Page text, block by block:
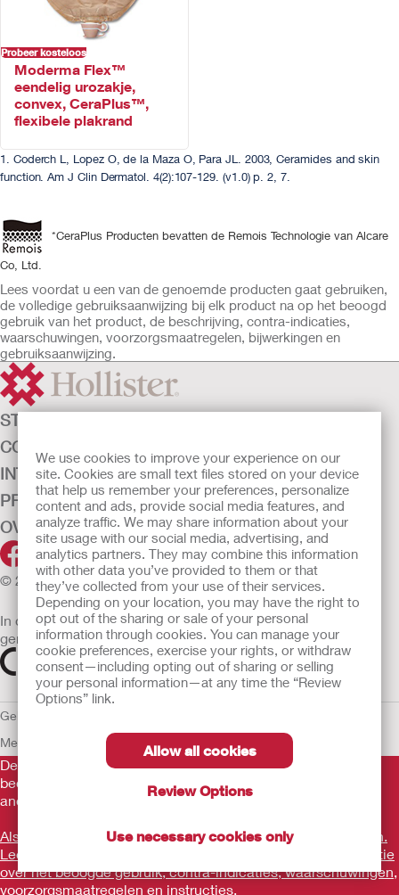
We use cookies to improve your experience on our
site. Cookies are small text files stored on your device
that help us remember your preferences, personalize
content and ads, provide social media features, and
analyze traffic. We may share information about your
site usage with our social media, advertising, and
analytics partners. They may combine this information
with other data you’ve provided to them or that
they’ve collected from your use of their services.
Depending on your location, you may have the right to
opt out of the sharing or sale of your personal
information through cookies. You can manage your
cookie preferences, exercise your rights, or withdraw
consent—including opting out of sharing or selling
your personal information—at any time the “Review
Options” link.
Allow all cookies
Review Options
Use necessary cookies only
Probeer kosteloos
Moderma Flex™
eendelig urozakje,
convex, CeraPlus™,
flexibele plakrand
1. Coderch L, Lopez O, de la Maza O, Para JL. 2003, Ceramides and skin
function. Am J Clin Dermatol. 4(2):107-129. (v1.0) p. 2, 7.
*CeraPlus Producten bevatten de Remois Technologie van Alcare
Co, Ltd.
Lees voordat u een van de genoemde producten gaat gebruiken,
de volledige gebruiksaanwijzing bij elk product na op het beoogd
gebruik van het product, de beschrijving, contra-indicaties,
waarschuwingen, voorzorgsmaatregelen, bijwerkingen en
gebruiksaanwijzing.
STOMAZORG
CONTINENTIEZORG
INTENSIEVE ZORG
PRODUCTEN
OVER ONS
© 2026 Hollister Incorporated
In de EU verkochte medische hulpmiddelen dienen
gemarkeerd te zijn met een van de volgende symbolen
Gebruiksvoorwaarden
Mededeling aan Klokkenluiders
De verstrekte informatie is geen medisch advies en is niet
bedoeld als vervanging voor het advies van uw eigen arts of
andere zorgverlener.
Als u een medische noodsituatie ervaart, schakel een arts in.
Lees voor gebruik goed de gebruiksaanwijzing voor informatie
over het beoogde gebruik, contra-indicaties, waarschuwingen,
voorzorgsmaatregelen en instructies.